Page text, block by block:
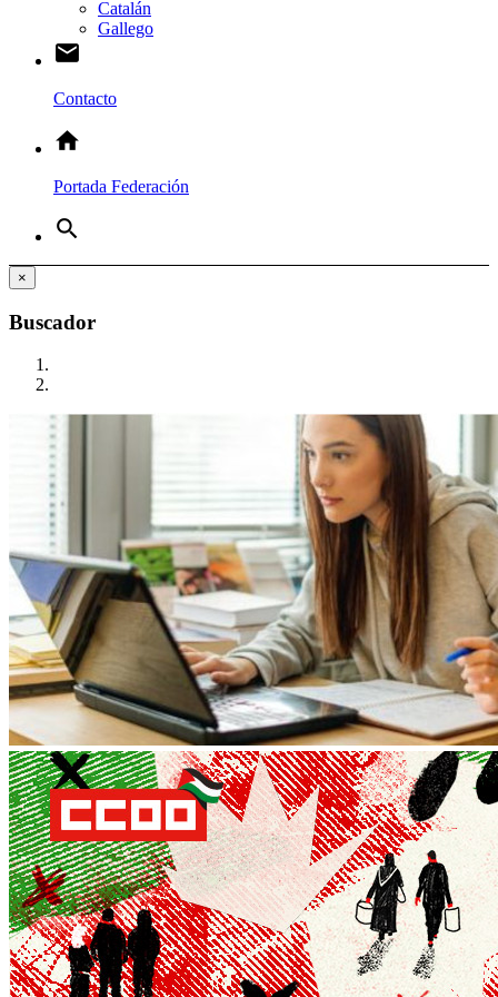
Catalán
Gallego
email
Contacto
home
Portada Federación
search
×
Buscador